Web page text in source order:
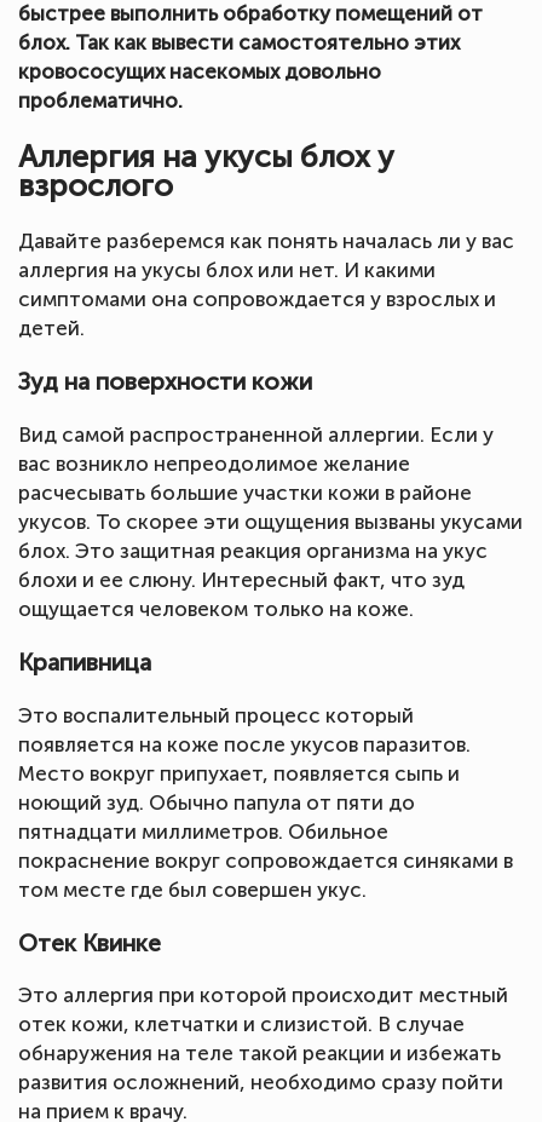
быстрее выполнить обработку помещений от
блох. Так как вывести самостоятельно этих
кровососущих насекомых довольно
проблематично.
Аллергия на укусы блох у
взрослого
Давайте разберемся как понять началась ли у вас
аллергия на укусы блох или нет. И какими
симптомами она сопровождается у взрослых и
детей.
Зуд на поверхности кожи
Вид самой распространенной аллергии. Если у
вас возникло непреодолимое желание
расчесывать большие участки кожи в районе
укусов. То скорее эти ощущения вызваны укусами
блох. Это защитная реакция организма на укус
блохи и ее слюну. Интересный факт, что зуд
ощущается человеком только на коже.
Крапивница
Это воспалительный процесс который
появляется на коже после укусов паразитов.
Место вокруг припухает, появляется сыпь и
ноющий зуд. Обычно папула от пяти до
пятнадцати миллиметров. Обильное
покраснение вокруг сопровождается синяками в
том месте где был совершен укус.
Отек Квинке
Это аллергия при которой происходит местный
отек кожи, клетчатки и слизистой. В случае
обнаружения на теле такой реакции и избежать
развития осложнений, необходимо сразу пойти
на прием к врачу.